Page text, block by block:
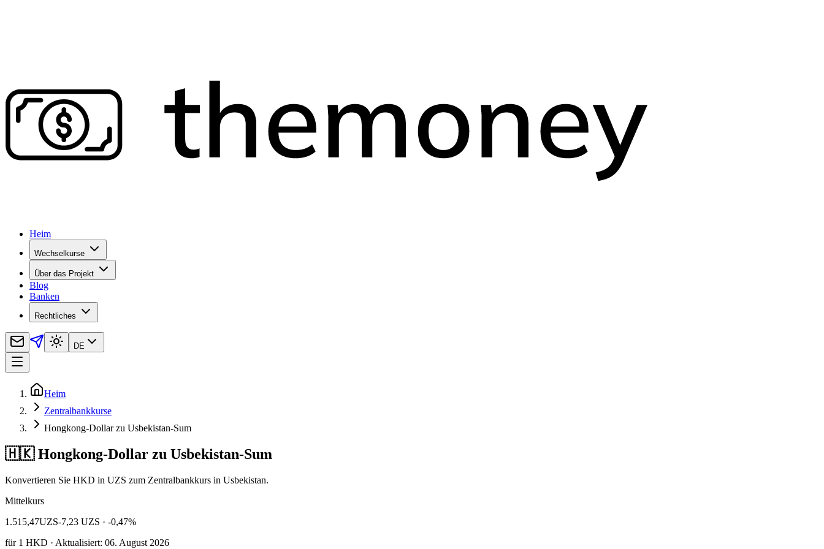
Heim
Wechselkurse
Über das Projekt
Blog
Banken
Rechtliches
DE
Heim
Zentralbankkurse
Hongkong-Dollar zu Usbekistan-Sum
🇭🇰 Hongkong-Dollar zu Usbekistan-Sum
Konvertieren Sie HKD in UZS zum Zentralbankkurs in Usbekistan.
Mittelkurs
1.515,47UZS-7,23 UZS · -0,47%
für1 HKD · Aktualisiert: 06. August 2026